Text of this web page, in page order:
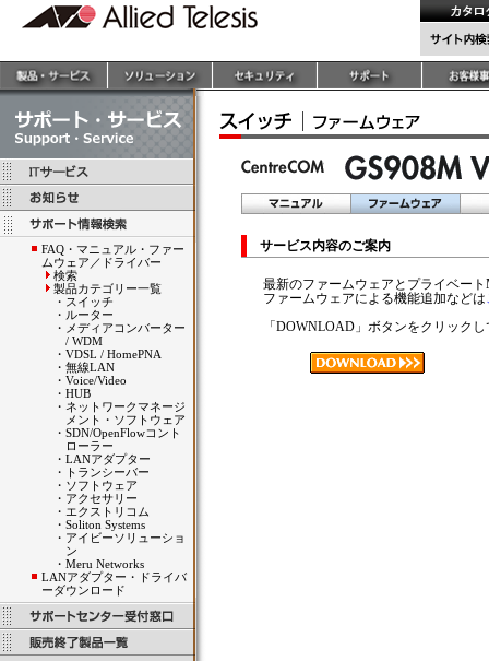
FAQ・マニュアル・ファー
ムウェア／ドライバー
検索
製品カテゴリー一覧
・ スイッチ
・ ルーター
・ メディアコンバーター
/ WDM
・ VDSL / HomePNA
・ 無線LAN
・ Voice/Video
・ HUB
・ ネットワークマネージ
メント・ソフトウェア
・ SDN/OpenFlowコント
ローラー
・ LANアダプター
・
トランシーバー
・ ソフトウェア
・ アクセサリー
・ エクストリコム
・ Soliton Systems
・ アイビーソリューショ
ン
・ Meru Networks
LANアダプター・ドライバ
ーダウンロード
サービス内容のご案内
最新のファームウェアとプライベー
ファームウェアによる機能追加などは
「DOWNLOAD」ボタンをクリック